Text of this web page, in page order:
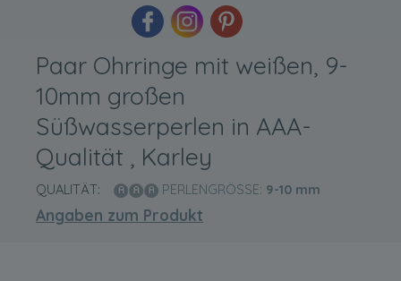
Paar Ohrringe mit weißen, 9-
10mm großen
Süßwasserperlen in AAA-
Qualität , Karley
QUALITÄT: PERLENGRÖSSE: 9-10 mm
Angaben zum Produkt